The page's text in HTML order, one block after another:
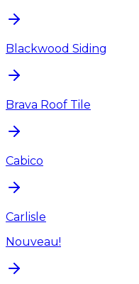
Blackwood Siding
Brava Roof Tile
Cabico
Carlisle
Nouveau!